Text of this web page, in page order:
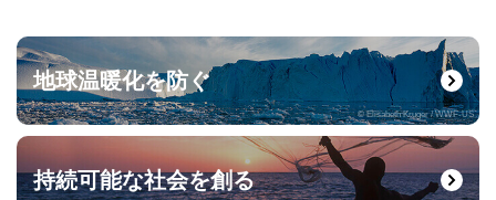
地球温暖化を防ぐ
© Elisabeth Kruger / WWF-US
持続可能な社会を創る